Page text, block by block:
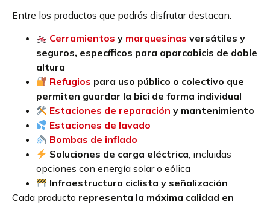
Entre los productos que podrás disfrutar destacan:
Cerramientos y marquesinas versátiles y
seguros, específicos para aparcabicis de doble
altura
Refugios para uso público o colectivo que
permiten guardar la bici de forma individual
Estaciones de reparación y mantenimiento
Estaciones de lavado
Bombas de inflado
Soluciones de carga eléctrica , incluidas
opciones con energía solar o eólica
Infraestructura ciclista y señalización
Cada producto representa la máxima calidad en